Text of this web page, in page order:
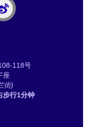
118号
座
街)
步行1分钟